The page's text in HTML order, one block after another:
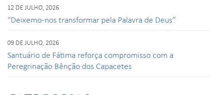
12 DE JULHO, 2026
“Deixemo-nos transformar pela Palavra de Deus”
09 DE JULHO, 2026
Santuário de Fátima reforça compromisso com a
Peregrinação Bênção dos Capacetes